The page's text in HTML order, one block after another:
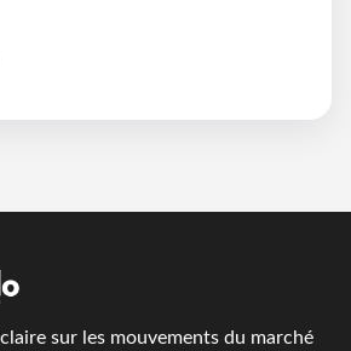
sur les mouvements du marché